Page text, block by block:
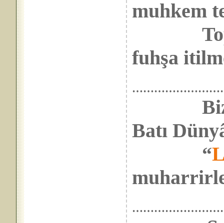
muhkem
Top-
fuhşa
Biz ne
Batı
“